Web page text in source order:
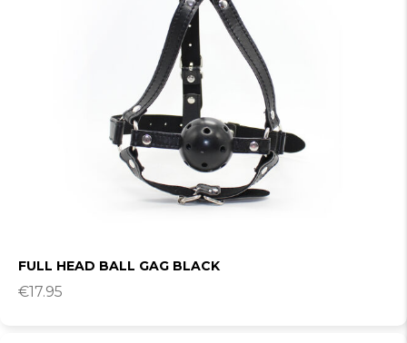
FULL HEAD BALL GAG BLACK
€17.95